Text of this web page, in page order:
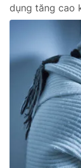
dụng tăng cao